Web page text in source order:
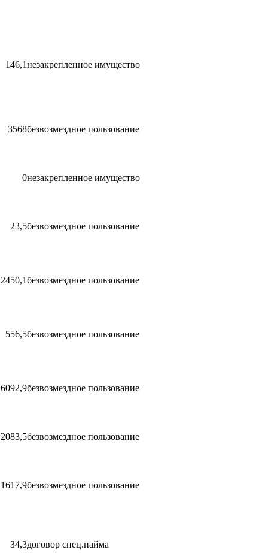
146,1незакрепленное имущество
3568безвозмездное пользование
0незакрепленное имущество
23,5безвозмездное пользование
2450,1безвозмездное пользование
556,5безвозмездное пользование
6092,9безвозмездное пользование
2083,5безвозмездное пользование
1617,9безвозмездное пользование
34,3договор спец.найма